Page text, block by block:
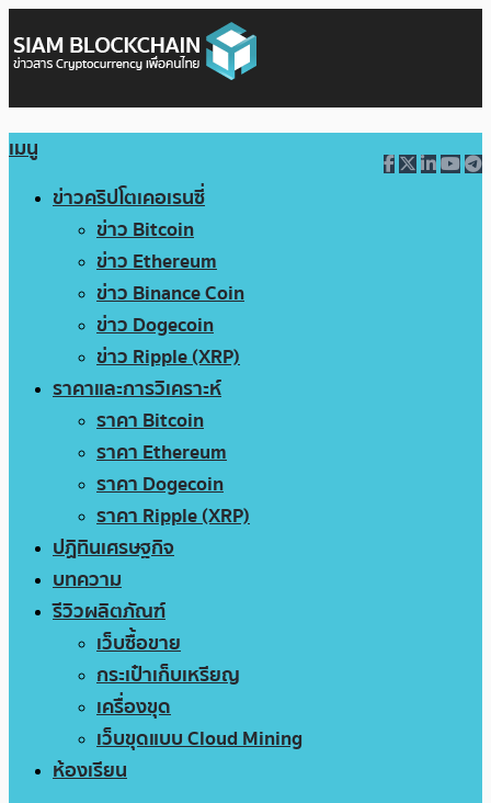
เมนู
ข่าวคริปโตเคอเรนซี่
ข่าว Bitcoin
ข่าว Ethereum
ข่าว Binance Coin
ข่าว Dogecoin
ข่าว Ripple (XRP)
ราคาและการวิเคราะห์
ราคา Bitcoin
ราคา Ethereum
ราคา Dogecoin
ราคา Ripple (XRP)
ปฏิทินเศรษฐกิจ
บทความ
รีวิวผลิตภัณฑ์
เว็บซื้อขาย
กระเป๋าเก็บเหรียญ
เครื่องขุด
เว็บขุดแบบ Cloud Mining
ห้องเรียน